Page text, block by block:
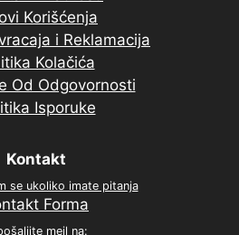
Korišćenja
i Reklamacija
Kolačića
Od Odgovornosti
Isporuke
Kontakt
se ukoliko imate pitanja
Forma
meil na: